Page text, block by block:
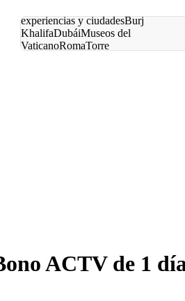
experiencias y ciudadesBurj
KhalifaDubáiMuseos del
VaticanoRomaTorre
ACTV de 1